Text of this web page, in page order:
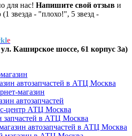
для нас! Напишите свой отзыв и
звезда - "плохо!", 5 звезд -
e
ул. Каширское шоссе, 61 корпус 3а)
автозапчастей в АТЦ Москва
магазин
автозапчастей
центр АТЦ Москва
запчастей в АТЦ Москва
автозапчастей в АТЦ Москва